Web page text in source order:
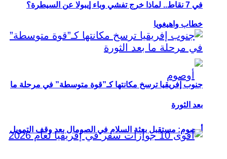
خطاب واهيغويا
أوصوم: مستقبل بعثة السلام في الصومال بعد وقف التمويل
في 7 نقاط.. لماذا خرج تفشي وباء إيبولا عن السيطرة؟
جنوب إفريقيا ترسخ مكانتها كـ”قوة متوسطة” في مرحلة ما
بعد الثورة